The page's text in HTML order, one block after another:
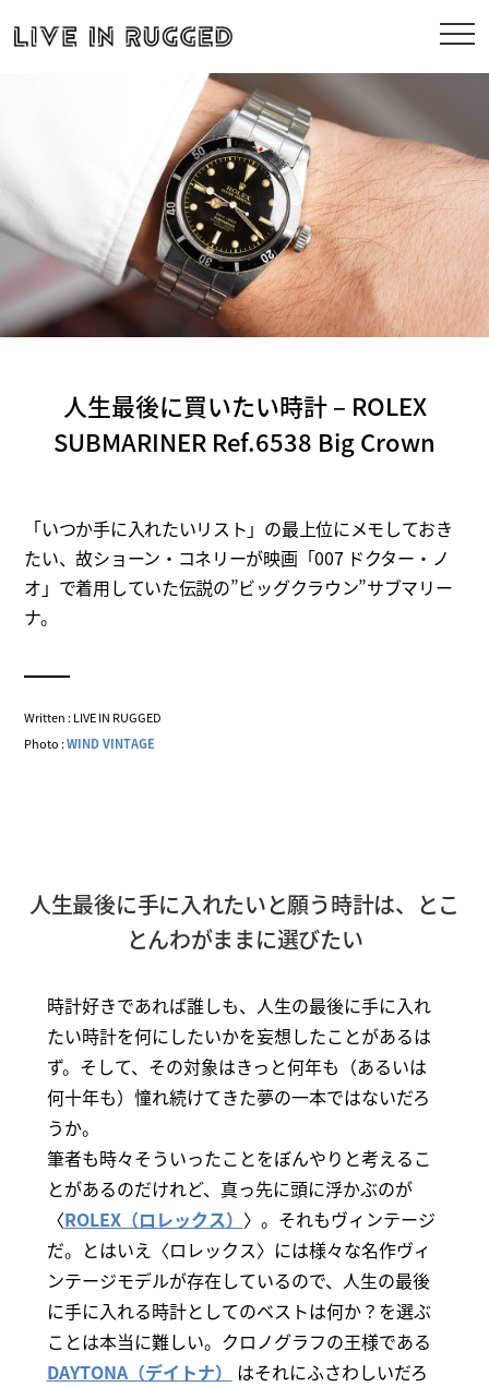
人生最後に買いたい時計 – ROLEX
SUBMARINER Ref.6538 Big Crown
「いつか手に入れたいリスト」の最上位にメモしておき
たい、故ショーン・コネリーが映画「007 ドクター・ノ
オ」で着用していた伝説の”ビッグクラウン”サブマリー
ナ。
Written : LIVE IN RUGGED
Photo :WIND VINTAGE
人生最後に手に入れたいと願う時計は、とこ
とんわがままに選びたい
時計好きであれば誰しも、人生の最後に手に入れ
たい時計を何にしたいかを妄想したことがあるは
ず。そして、その対象はきっと何年も（あるいは
何十年も）憧れ続けてきた夢の一本ではないだろ
うか。
筆者も時々そういったことをぼんやりと考えるこ
とがあるのだけれど、真っ先に頭に浮かぶのが
〈ROLEX（ロレックス） 〉。それもヴィンテージ
だ。とはいえ〈ロレックス〉には様々な名作ヴィ
ンテージモデルが存在しているので、人生の最後
に手に入れる時計としてのベストは何か？を選ぶ
ことは本当に難しい。クロノグラフの王様である
DAYTONA（デイトナ）
はそれにふさわしいだろ